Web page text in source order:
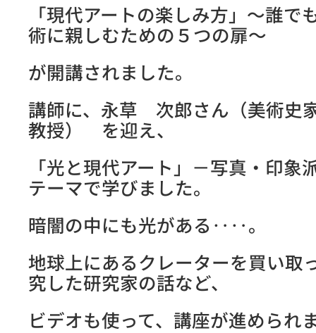
「現代アートの楽しみ方」～誰で
術に親しむための５つの扉～
が開講されました。
講師に、永草 次郎さん（美術史
教授） を迎え、
「光と現代アート」－写真・印
テーマで学びました。
暗闇の中にも光がある‥‥。
地球上にあるクレーターを買い取
究した研究家の話など、
ビデオも使って、講座が進められ